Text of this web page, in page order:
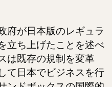
府が日本版のレギュラ
立ち上げたことを述べ
は既存の規制を変革
て日本でビジネスを行